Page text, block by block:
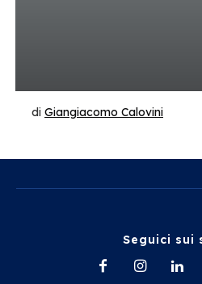
di Giangiacomo Calovini
Seguici sui